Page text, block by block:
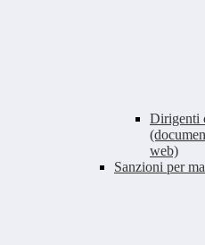
Dirigenti
web)
Sanzioni per